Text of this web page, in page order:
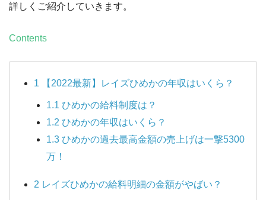
詳しくご紹介していきます。
Contents
1 【2022最新】レイズひめかの年収はいくら？
1.1 ひめかの給料制度は？
1.2 ひめかの年収はいくら？
1.3ひめかの過去最高金額の売上げは一撃5300
万！
2 レイズひめかの給料明細の金額がやばい？